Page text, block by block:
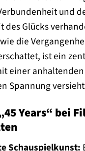
und
des Glücks
die
ist ein
einer anhaltenden
Spannung
Years“ bei
Schauspielkunst: